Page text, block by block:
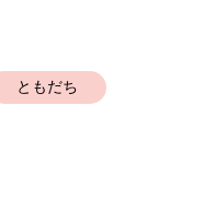
ともだち